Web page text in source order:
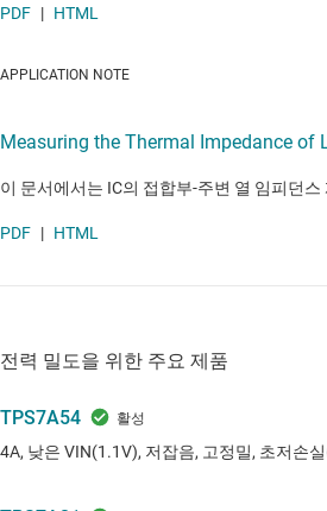
PDF | HTML
APPLICATION NOTE
Measuring the Thermal Impedance of
이 문서에서는 IC의 접합부-주변 열 임피던
PDF | HTML
전력 밀도을 위한 주요 제품
TPS7A54
4A, 낮은 VIN(1.1V), 저잡음, 고정밀, 초저손